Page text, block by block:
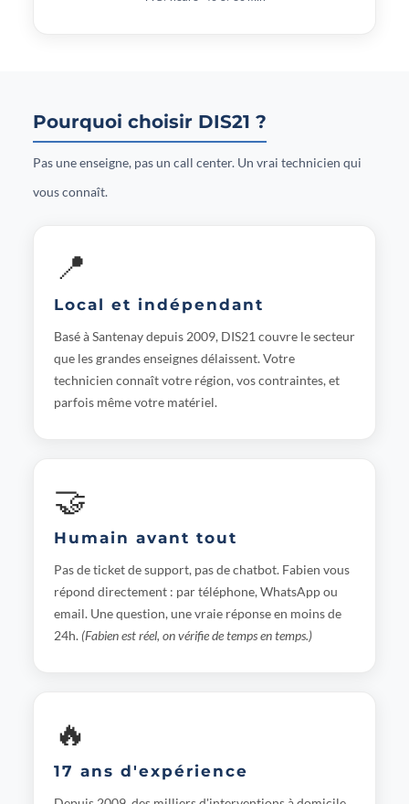
Pourquoi choisir DIS21 ?
Pas une enseigne, pas un call center. Un vrai technicien qui
vous connaît.
📍
Local et indépendant
Basé à Santenay depuis 2009, DIS21 couvre le secteur
que les grandes enseignes délaissent. Votre
technicien connaît votre région, vos contraintes, et
parfois même votre matériel.
🤝
Humain avant tout
Pas de ticket de support, pas de chatbot. Fabien vous
répond directement : par téléphone, WhatsApp ou
email. Une question, une vraie réponse en moins de
24h. (Fabien est réel, on vérifie de temps en temps.)
🔥
17 ans d'expérience